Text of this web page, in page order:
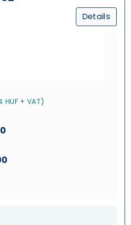
Details
HUF + VAT)